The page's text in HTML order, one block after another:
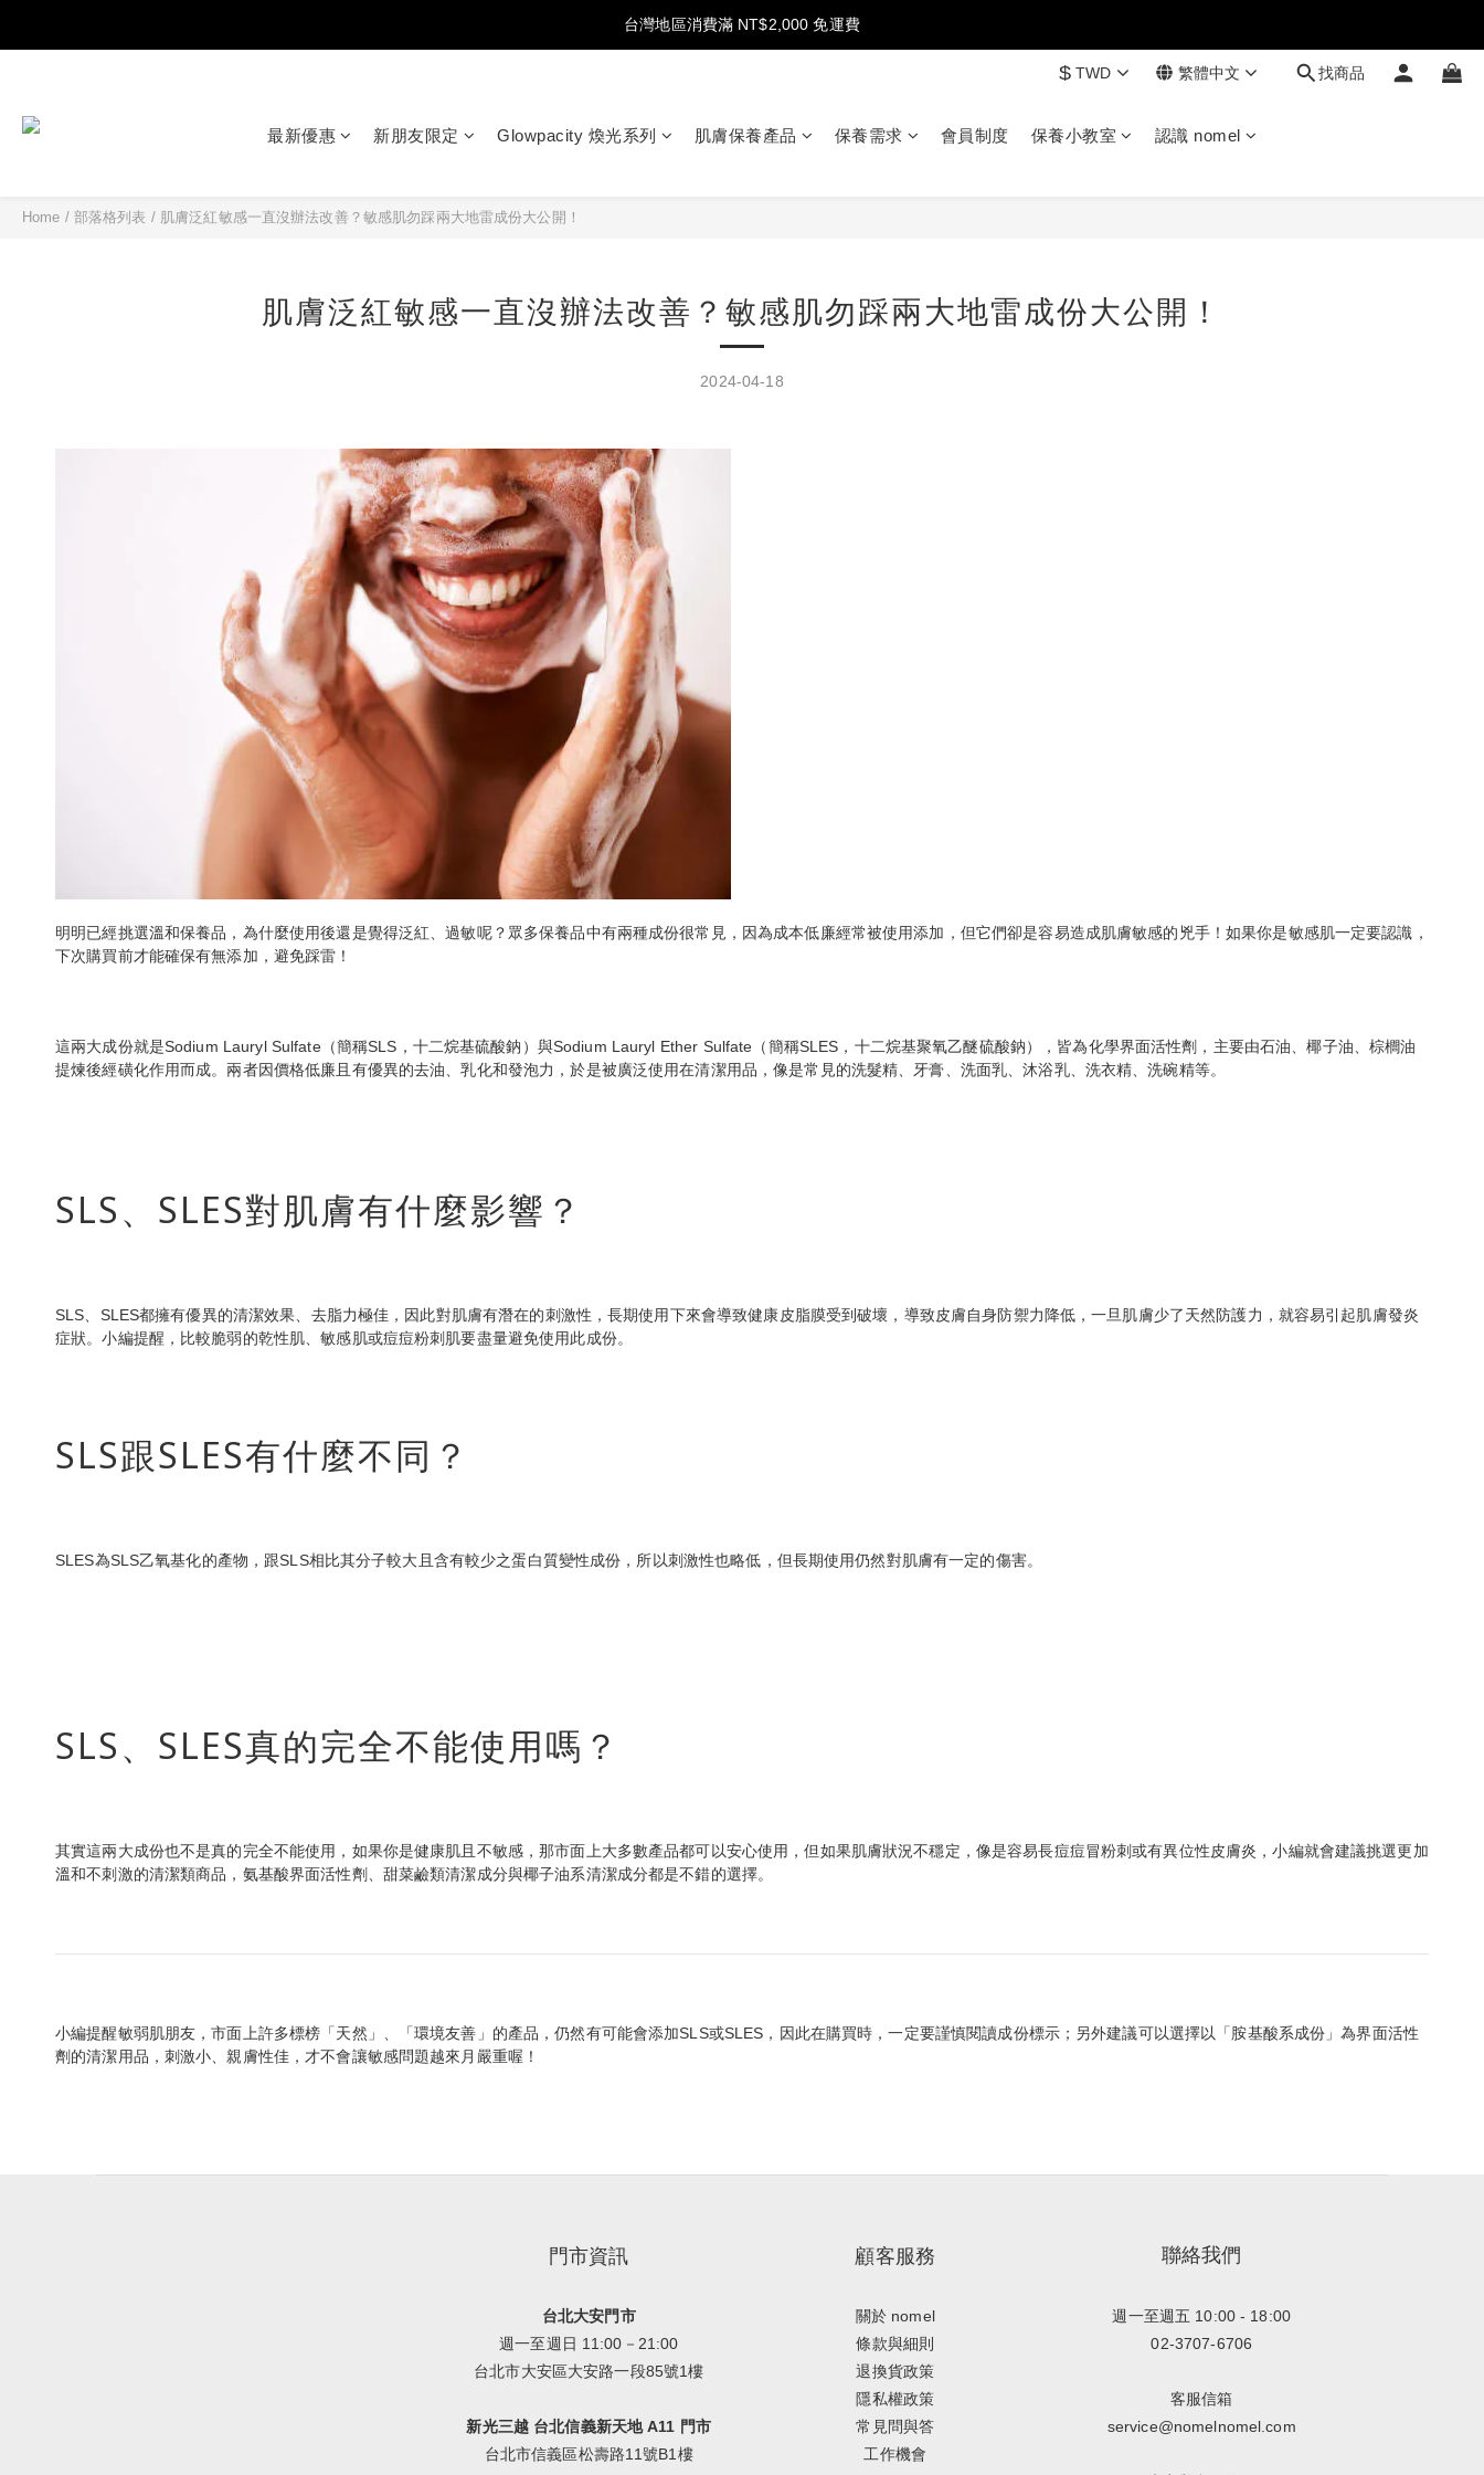
註冊新會員送 NT$100 購物金，首購享結帳再 9 折
台灣地區消費滿 NT$2,000 免運費
$ TWD 繁體中文 找商品
最新優惠 新朋友限定 Glowpacity 煥光系列 肌膚保養產品 保養需求 會員制度 保養小教室 認識 nomel
Home / 部落格列表 / 肌膚泛紅敏感一直沒辦法改善？敏感肌勿踩兩大地雷成份大公開！
肌膚泛紅敏感一直沒辦法改善？敏感肌勿踩兩大地雷成份大公開！
2024-04-18
明明已經挑選溫和保養品，為什麼使用後還是覺得泛紅、過敏呢？眾多保養品中有兩種成份很常見，因為成本低廉經常被使用添加，但它們卻是容易造成肌膚敏感的兇手！如果你是敏感肌一定要認識，
下次購買前才能確保有無添加，避免踩雷！
這兩大成份就是Sodium Lauryl Sulfate（簡稱SLS，十二烷基硫酸鈉）與Sodium Lauryl Ether Sulfate（簡稱SLES，十二烷基聚氧乙醚硫酸鈉），皆為化學界面活性劑，主要由石油、椰子油、棕櫚油
提煉後經磺化作用而成。兩者因價格低廉且有優異的去油、乳化和發泡力，於是被廣泛使用在清潔用品，像是常見的洗髮精、牙膏、洗面乳、沐浴乳、洗衣精、洗碗精等。
SLS、SLES對肌膚有什麼影響？
SLS、SLES都擁有優異的清潔效果、去脂力極佳，因此對肌膚有潛在的刺激性，長期使用下來會導致健康皮脂膜受到破壞，導致皮膚自身防禦力降低，一旦肌膚少了天然防護力，就容易引起肌膚發炎
症狀。小編提醒，比較脆弱的乾性肌、敏感肌或痘痘粉刺肌要盡量避免使用此成份。
SLS跟SLES有什麼不同？
SLES為SLS乙氧基化的產物，跟SLS相比其分子較大且含有較少之蛋白質變性成份，所以刺激性也略低，但長期使用仍然對肌膚有一定的傷害。
SLS、SLES真的完全不能使用嗎？
其實這兩大成份也不是真的完全不能使用，如果你是健康肌且不敏感，那市面上大多數產品都可以安心使用，但如果肌膚狀況不穩定，像是容易長痘痘冒粉刺或有異位性皮膚炎，小編就會建議挑選更加
溫和不刺激的清潔類商品，氨基酸界面活性劑、甜菜鹼類清潔成分與椰子油系清潔成分都是不錯的選擇。
小編提醒敏弱肌朋友，市面上許多標榜「天然」、「環境友善」的產品，仍然有可能會添加SLS或SLES，因此在購買時，一定要謹慎閱讀成份標示；另外建議可以選擇以「胺基酸系成份」為界面活性
劑的清潔用品，刺激小、親膚性佳，才不會讓敏感問題越來月嚴重喔！
門市資訊
台北大安門市
週一至週日 11:00－21:00
台北市大安區大安路一段85號1樓
新光三越 台北信義新天地 A11 門市
台北市信義區松壽路11號B1樓
顧客服務
關於 nomel
條款與細則
退換貨政策
隱私權政策
常見問與答
工作機會
聯絡我們
週一至週五 10:00 - 18:00
02-3707-6706
客服信箱
service@nomelnomel.com